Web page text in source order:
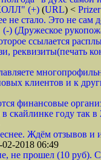
(+) (URL) <
не стало. Это не сам
(-) (Дружеское
ссылается
реквизиты(печать
клиентов и к
финансовые
в скайлинке году
Ждём отзывов и
2018 06:49
не прошел (10 руб).